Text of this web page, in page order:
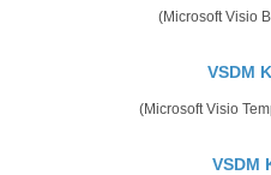
(Microsoft Visio
VSDM
(Microsoft Visio
VSDM